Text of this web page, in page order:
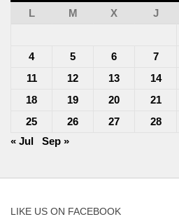
L
M X J
4
5 6 7
11
12 13 14
18
19 20 21
25
26 27 28
« Jul
Sep »
LIKE US ON FACEBOOK